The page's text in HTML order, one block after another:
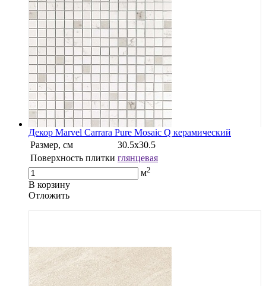
Декор Marvel Carrara Pure Mosaic Q керамический
Размер, см
30.5х30.5
Поверхность плитки глянцевая
м2
В корзину
Oтложить